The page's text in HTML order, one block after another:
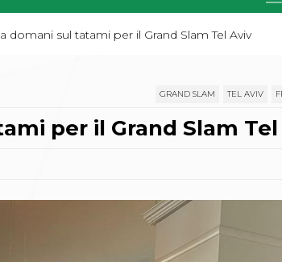
domani sul tatami per il Grand Slam Tel Aviv
GRAND SLAM TEL AVIV
per il Grand Slam